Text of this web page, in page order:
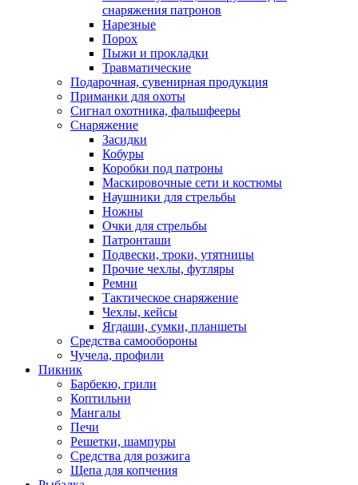
снаряжения патронов
Нарезные
Порох
Пыжи и прокладки
Травматические
Подарочная, сувенирная продукция
Приманки для охоты
Сигнал охотника, фальшфееры
Снаряжение
Засидки
Кобуры
Коробки под патроны
Маскировочные сети и костюмы
Наушники для стрельбы
Ножны
Очки для стрельбы
Патронташи
Подвески, троки, утятницы
Прочие чехлы, футляры
Ремни
Тактическое снаряжение
Чехлы, кейсы
Ягдаши, сумки, планшеты
Средства самообороны
Чучела, профили
Пикник
Барбекю, грили
Коптильни
Мангалы
Печи
Решетки, шампуры
Средства для розжига
Щепа для копчения